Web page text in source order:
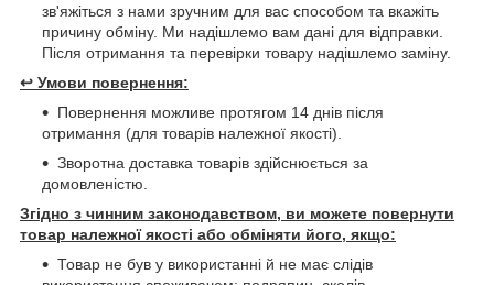
зв'яжіться з нами зручним для вас способом та вкажіть
причину обміну. Ми надішлемо вам дані для відправки.
Після отримання та перевірки товару надішлемо заміну.
↩️ Умови повернення:
Повернення можливе протягом 14 днів після
отримання (для товарів належної якості).
Зворотна доставка товарів здійснюється за
домовленістю.
Згідно з чинним законодавством, ви можете повернути
товар належної якості або обміняти його, якщо:
Товар не був у використанні й не має слідів